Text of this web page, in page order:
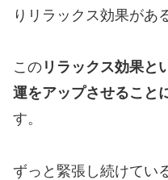
りリラックス効果があ
この リラックス効果と
運をアップさせること
す。
ずっと緊張し続けてい